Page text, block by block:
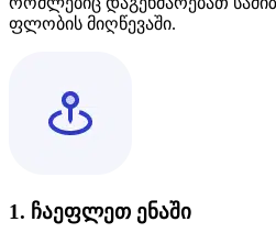
ფლობის მიღწევაში.
1. ჩაეფლეთ ენაში